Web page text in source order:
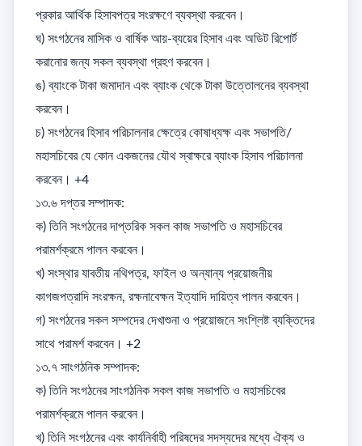
প্রকার আর্থিক হিসাবপত্র সংরক্ষণে ব্যবস্থা করবেন।
ঘ) সংগঠনের মাসিক ও বার্ষিক আয়-ব্যয়ের হিসাব এবং অডিট রিপোর্ট
করানোর জন্য সকল ব্যবস্থা গ্রহণ করবেন।
ঙ) ব্যাংকে টাকা জমাদান এবং ব্যাংক থেকে টাকা উত্তোলনের ব্যবস্থা
করবেন।
চ) সংগঠনের হিসাব পরিচালনার ক্ষেত্রে কোষাধ্যক্ষ এবং সভাপতি/
মহাসচিবের যে কোন একজনের যৌথ স্বাক্ষরে ব্যাংক হিসাব পরিচালনা
করবেন। +4
১৩.৬ দপ্তর সম্পাদক:
ক) তিনি সংগঠনের দাপ্তরিক সকল কাজ সভাপতি ও মহাসচিবের
পরামর্শক্রমে পালন করবেন।
খ) সংস্থার যাবতীয় নথিপত্র, ফাইল ও অন্যান্য প্রয়োজনীয়
কাগজপত্রাদি সংরক্ষন, রক্ষনাবেক্ষন ইত্যাদি দায়িত্ব পালন করবেন।
গ) সংগঠনের সকল সম্পদের দেখাশুনা ও প্রয়োজনে সংশ্লিষ্ট ব্যক্তিদের
সাথে পরামর্শ করবেন। +2
১৩.৭ সাংগঠনিক সম্পাদক:
ক) তিনি সংগঠনের সাংগঠনিক সকল কাজ সভাপতি ও মহাসচিবের
পরামর্শক্রমে পালন করবেন।
খ) তিনি সংগঠনের এবং কার্যনির্বাহী পরিষদের সদস্যদের মধ্যে ঐক্য ও